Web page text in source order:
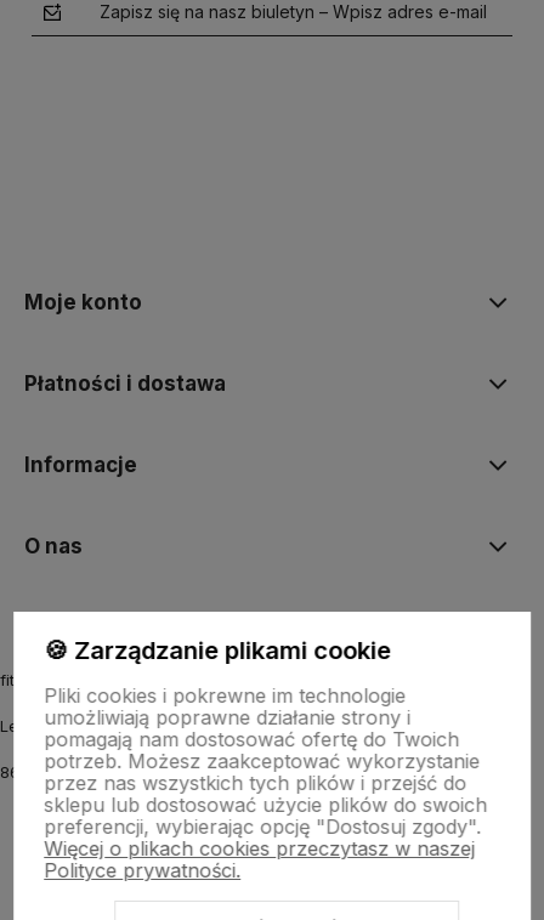
Zapisz się na nasz biuletyn – Wpisz adres e-mail
Moje konto
Płatności i dostawa
Informacje
O nas
fitmyhorse.pl Sklep jeździecki
Letnia 12
86-031 Osielsko k. Bydgoszczy
🍪 Zarządzanie plikami cookie
Pliki cookies i pokrewne im technologie
umożliwiają poprawne działanie strony i
pomagają nam dostosować ofertę do Twoich
potrzeb. Możesz zaakceptować wykorzystanie
przez nas wszystkich tych plików i przejść do
sklepu lub dostosować użycie plików do swoich
preferencji, wybierając opcję "Dostosuj zgody".
Więcej o plikach cookies przeczytasz w naszej
Polityce prywatności.